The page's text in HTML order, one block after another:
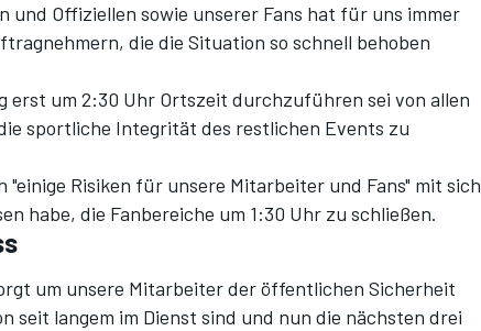
und Offiziellen sowie unserer Fans hat für uns immer
die die Situation so schnell behoben
erst um 2:30 Uhr Ortszeit durchzuführen sei von allen
sportliche Integrität des restlichen Events zu
"einige Risiken für unsere Mitarbeiter und Fans" mit sich
habe, die Fanbereiche um 1:30 Uhr zu schließen.
um unsere Mitarbeiter der öffentlichen Sicherheit
seit langem im Dienst sind und nun die nächsten drei